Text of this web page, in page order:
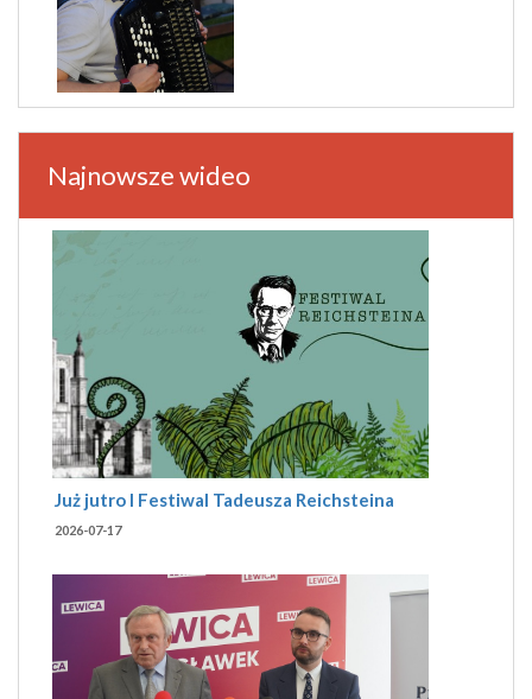
Najnowsze wideo
Już jutro I Festiwal Tadeusza Reichsteina
2026-07-17